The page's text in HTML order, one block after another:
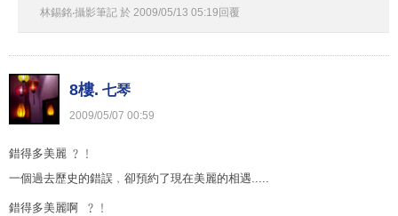
林錫銘‧攝影筆記 於 2009/05/13 05:19 回覆
8樓. 七琴
2009/05/07 00:59
錯得多美麗 ﹖﹗
一個過去歷史的錯誤﹐卻預約了現在美麗的相遇.....
錯得多美麗啊 ﹖﹗